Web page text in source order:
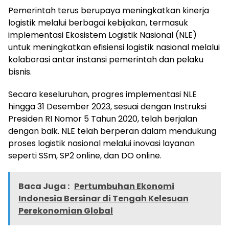
Pemerintah terus berupaya meningkatkan kinerja
logistik melalui berbagai kebijakan, termasuk
implementasi Ekosistem Logistik Nasional (NLE)
untuk meningkatkan efisiensi logistik nasional melalui
kolaborasi antar instansi pemerintah dan pelaku
bisnis.
Secara keseluruhan, progres implementasi NLE
hingga 31 Desember 2023, sesuai dengan Instruksi
Presiden RI Nomor 5 Tahun 2020, telah berjalan
dengan baik. NLE telah berperan dalam mendukung
proses logistik nasional melalui inovasi layanan
seperti SSm, SP2 online, dan DO online.
Baca Juga : Pertumbuhan Ekonomi
Indonesia Bersinar di Tengah Kelesuan
Perekonomian Global